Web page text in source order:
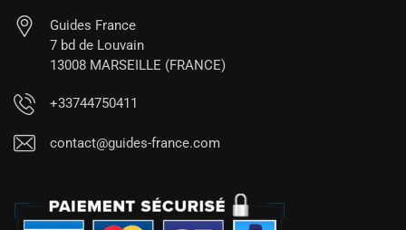
Guides France
7 bd de Louvain
13008 MARSEILLE (FRANCE)
+33744750411
contact@guides-france.com